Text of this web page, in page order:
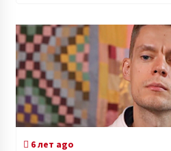
6 лет ago